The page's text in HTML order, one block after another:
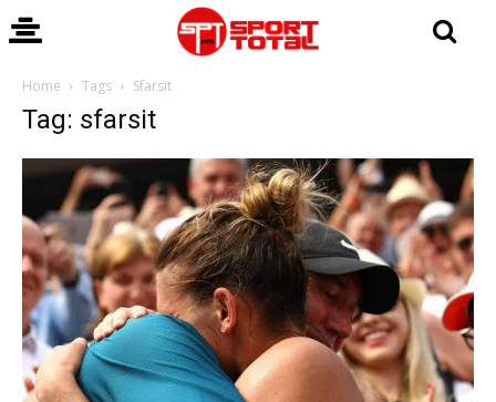
Home Tags Sfarsit
Tag: sfarsit